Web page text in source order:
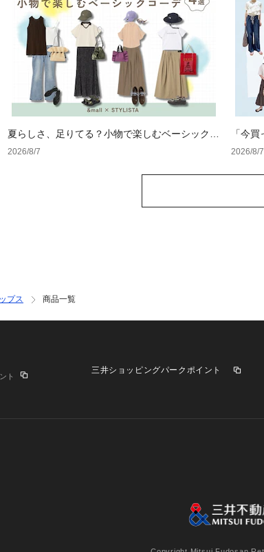
夏らしさ、足りてる？小物で楽しむベーシックコ
ーデ4選
2026/8/7
「今
版！男
2026/8/7
プス 商品一覧
ト
三井ショッピングパークポイント
個人情報保護方針 個人情報